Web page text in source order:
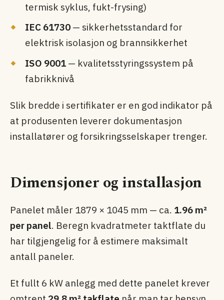
termisk syklus, fukt-frysing)
IEC 61730 — sikkerhets­standard for
elektrisk isolasjon og brann­sikkerhet
ISO 9001 — kvalitetsstyringssystem på
fabrikknivå
Slik bredde i sertifikater er en god indikator på
at produsenten leverer dokumentasjon
installatører og forsikringsselskaper trenger.
Dimensjoner og installasjon
Panelet måler 1879 × 1045 mm — ca. 1.96 m²
per panel. Beregn kvadratmeter taktflate du
har tilgjengelig for å estimere maksimalt
antall paneler.
Et fullt 6 kW anlegg med dette panelet krever